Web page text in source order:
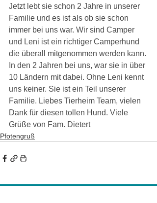
Jetzt lebt sie schon 2 Jahre in unserer
Familie und es ist als ob sie schon
immer bei uns war. Wir sind Camper
und Leni ist ein richtiger Camperhund
die überall mitgenommen werden kann.
In den 2 Jahren bei uns, war sie in über
10 Ländern mit dabei. Ohne Leni kennt
uns keiner. Sie ist ein Teil unserer
Familie. Liebes Tierheim Team, vielen
Dank für diesen tollen Hund. Viele
Grüße von Fam. Dietert
Pfotengruß